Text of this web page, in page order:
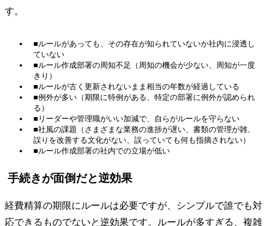
す。
■ルールがあっても、その存在が知られていないか社内に浸透し
ていない
■ルール作成部署の周知不足（周知の機会が少ない、周知が一度
きり）
■ルールが古く更新されないまま相当の年数が経過している
■例外が多い（期限に特例がある、特定の部署に例外が認められ
る）
■リーダーや管理職がいい加減で、自らがルールを守らない
■社風の課題（さまざまな業務の進捗が遅い、書類の管理が雑、
誤りを改善する文化がない、誤っていても何も指摘されない）
■ルール作成部署の社内での立場が低い
手続きが面倒だと逆効果
経費精算の期限にルールは必要ですが、シンプルで誰でも対
応できるものでないと逆効果です。ルールが多すぎる、複雑